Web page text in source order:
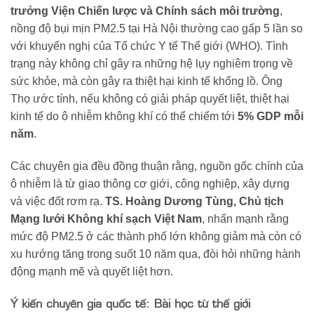
trưởng Viện Chiến lược và Chính sách môi trường,
nồng độ bụi mịn PM2.5 tại Hà Nội thường cao gấp 5 lần so
với khuyến nghị của Tổ chức Y tế Thế giới (WHO). Tình
trạng này không chỉ gây ra những hệ lụy nghiêm trọng về
sức khỏe, mà còn gây ra thiệt hại kinh tế khổng lồ. Ông
Thọ ước tính, nếu không có giải pháp quyết liệt, thiệt hại
kinh tế do ô nhiễm không khí có thể chiếm tới 5% GDP mỗi
năm.
Các chuyên gia đều đồng thuận rằng, nguồn gốc chính của
ô nhiễm là từ giao thông cơ giới, công nghiệp, xây dựng
và việc đốt rơm rạ. TS. Hoàng Dương Tùng, Chủ tịch
Mạng lưới Không khí sạch Việt Nam, nhấn mạnh rằng
mức độ PM2.5 ở các thành phố lớn không giảm mà còn có
xu hướng tăng trong suốt 10 năm qua, đòi hỏi những hành
động mạnh mẽ và quyết liệt hơn.
Ý kiến chuyên gia quốc tế: Bài học từ thế giới